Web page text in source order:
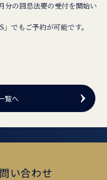
分の回忌法要の受付を開始い
でもご予約が可能です。
覧へ
い合わせ